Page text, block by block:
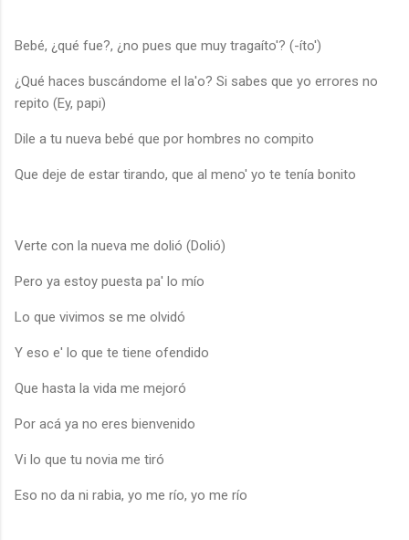
Bebé, ¿qué fue?, ¿no pues que muy tragaíto'? (-íto')
¿Qué haces buscándome el la'o? Si sabes que yo errores no
repito (Ey, papi)
Dile a tu nueva bebé que por hombres no compito
Que deje de estar tirando, que al meno' yo te tenía bonito
Verte con la nueva me dolió (Dolió)
Pero ya estoy puesta pa' lo mío
Lo que vivimos se me olvidó
Y eso e' lo que te tiene ofendido
Que hasta la vida me mejoró
Por acá ya no eres bienvenido
Vi lo que tu novia me tiró
Eso no da ni rabia, yo me río, yo me río